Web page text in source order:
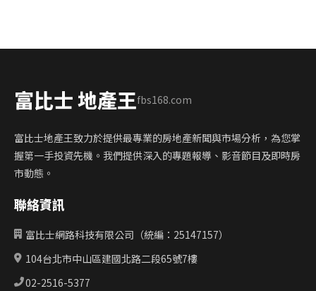
富比士 地產王fbs168.com
富比士地產王致力於提供最專業的房地產新聞與市場分析，為您掌
握第一手投資先機。我們提供深入的專題報導、影音節目及即時房
市動態。
聯絡資訊
富比士網路科技有限公司（統編：25147157）
104台北市中山區建國北路二段65號7樓
02-2516-5377